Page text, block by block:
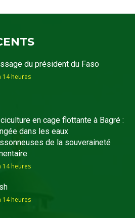
du président du Faso
14 heures
en cage flottante à Bagré :
dans les eaux
de la souveraineté
14 heures
14 heures